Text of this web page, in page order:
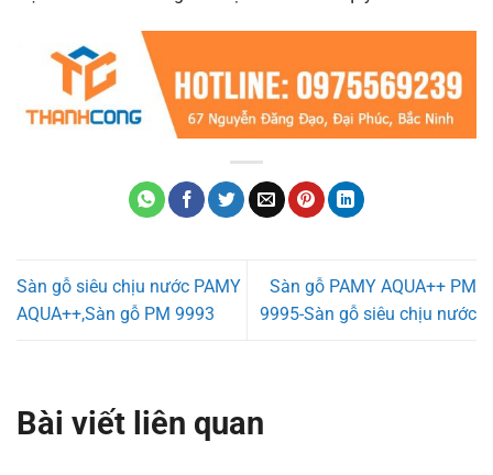
Sàn gỗ siêu chịu nước PAMY
AQUA++,Sàn gỗ PM 9993
Sàn gỗ PAMY AQUA++ PM
9995-Sàn gỗ siêu chịu nước
Bài viết liên quan